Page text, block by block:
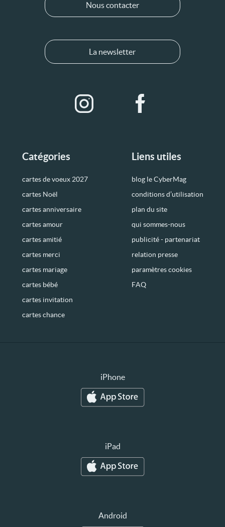
Catégories
cartes de voeux 2027
cartes Noël
cartes anniversaire
cartes amour
cartes amitié
cartes merci
cartes mariage
cartes bébé
cartes invitation
cartes chance
Liens utiles
blog le CyberMag
conditions d’utilisation
plan du site
qui sommes-nous
publicité - partenariat
relation presse
paramètres cookies
FAQ
Nous contacter
La newsletter
iPhone
iPad
Android